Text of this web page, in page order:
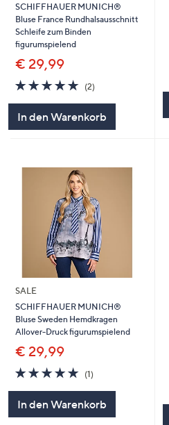
SCHIFFHAUER MUNICH®
Bluse France Rundhalsausschnitt
Schleife zum Binden
figurumspielend
€ 29,99
5.0
von
(2)
In den Warenkorb
SALE
SCHIFFHAUER MUNICH®
Bluse Sweden Hemdkragen
Allover-Druck figurumspielend
€ 29,99
5.0
von
(1)1
In den Warenkorb